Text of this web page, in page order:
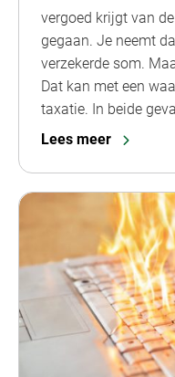
vergoed krijgt van
gegaan. Je neemt
verzekerde som.
Dat kan met een
taxatie. In beide
Lees meer